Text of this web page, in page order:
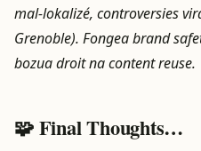
mal‑lokalizé, controversies
Grenoble). Fongea brand
bozua droit na content reuse.
🧩 Final Thoughts…